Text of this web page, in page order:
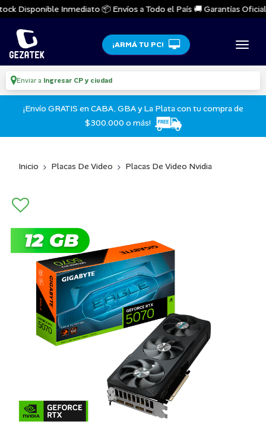
Disponible Inmediato 📦 Envíos a Todo el País 🚚 Garantías
¡ARMÁ TU PC!
Enviar a Ingresar CP y ciudad
¡Envío GRATIS en CABA, GBA y La Plata con tu compra de
$300.000 o más!
Inicio Placas De Video Placas De Video Nvidia